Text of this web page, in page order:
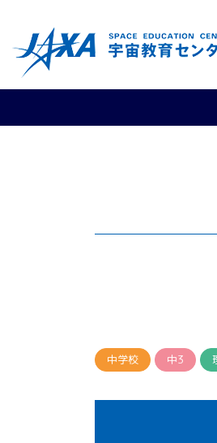
中学校 中3